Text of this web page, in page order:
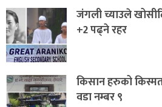
जंगली च्याउले
+2 पढ्ने रहर
किसान हरुको
वडा नम्बर ९